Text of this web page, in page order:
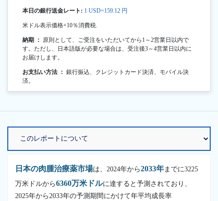
本日の銀行送金レート: 1 USD=159.12 円
米ドル表示価格+10％消費税.
納期 ： 原則として、ご受注をいただいてから1～2営業日以内で
す。ただし、日本語版が必要な場合は、受注後3～4営業日以内に
お届けします。
お支払い方法 ： 銀行振込、クレジットカード決済、モバイル決
済。
日本の肉腫治療薬市場は、2024年から2033年 までに3225
万米ドルから6360万米ドルに達すると予測されており、
2025年から2033年の予測期間にかけて年平均成長率